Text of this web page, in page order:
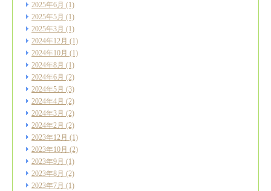
2025年6月 (1)
2025年5月 (1)
2025年3月 (1)
2024年12月 (1)
2024年10月 (1)
2024年8月 (1)
2024年6月 (2)
2024年5月 (3)
2024年4月 (2)
2024年3月 (2)
2024年2月 (2)
2023年12月 (1)
2023年10月 (2)
2023年9月 (1)
2023年8月 (2)
2023年7月 (1)